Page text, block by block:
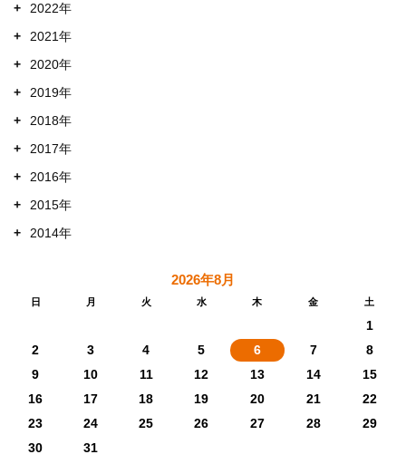
+
2022年
+
2021年
+
2020年
+
2019年
+
2018年
+
2017年
+
2016年
+
2015年
+
2014年
2026年8月
日 月 火 水 木 金 土
1
2
3 4 5 6 7
8
9
10 11 12 13 14
15
16
17 18 19 20 21
22
23
24 25 26 27 28
29
30
31